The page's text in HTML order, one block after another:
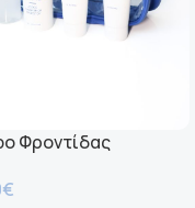
Φροντίδας
€